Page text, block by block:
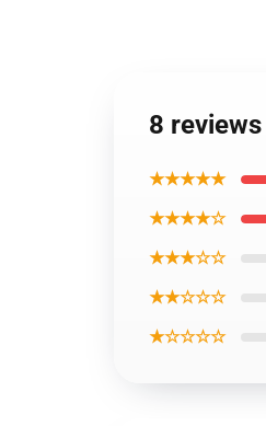
8
★★★★★
★★★★☆
★★★☆☆
★★☆☆☆
★☆☆☆☆